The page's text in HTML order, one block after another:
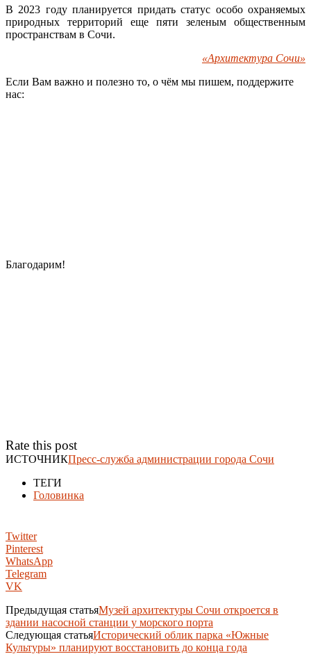
В 2023 году планируется придать статус особо охраняемых
природных территорий еще пяти зеленым общественным
пространствам в Сочи.
«Архитектура Сочи»
Если Вам важно и полезно то, о чём мы пишем, поддержите
нас:
Благодарим!
Rate this post
ИСТОЧНИКПресс-служба администрации города Сочи
ТЕГИ
Головинка
Twitter
Pinterest
WhatsApp
Telegram
VK
Предыдущая статьяМузей архитектуры Сочи откроется в
здании насосной станции у морского порта
Следующая статьяИсторический облик парка «Южные
Культуры» планируют восстановить до конца года